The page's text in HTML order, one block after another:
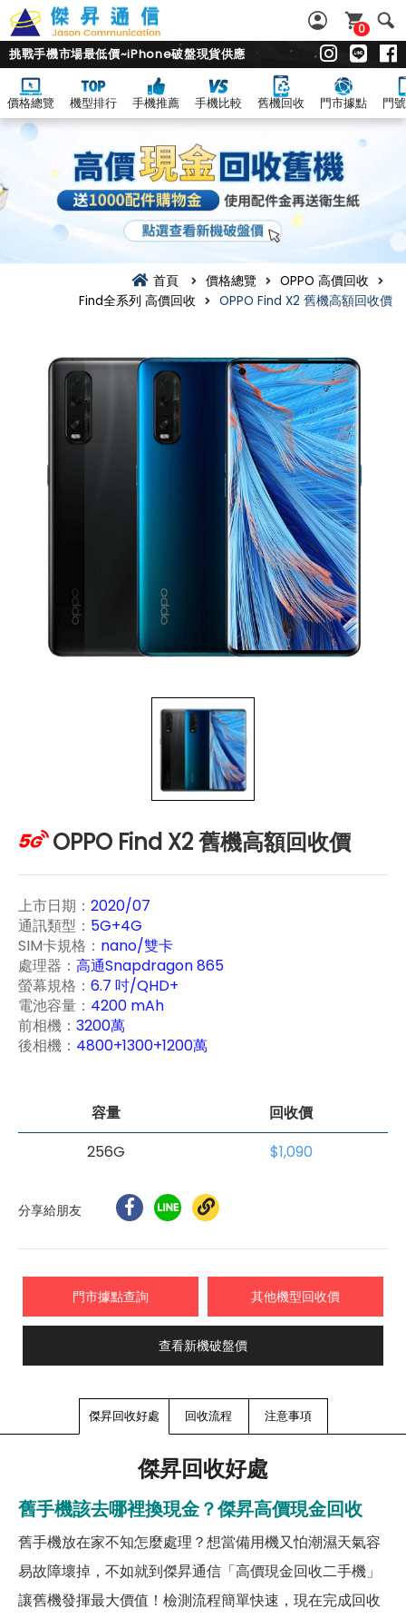
0
挑戰手機市場最低價~iPhone破盤現貨供應
價格總覽 機型排行 手機推薦 手機比較 舊機回收 門市據點 門
首頁 價格總覽
OPPO 高價回收
Find全系列 高價回收
OPPO Find X2 舊機高額回收價
OPPO Find X2 舊機高額回收價
上市日期： 2020/07
通訊類型： 5G+4G
SIM卡規格： nano/雙卡
處理器： 高通Snapdragon 865
螢幕規格： 6.7 吋/QHD+
電池容量： 4200 mAh
前相機： 3200萬
後相機： 4800+1300+1200萬
容量
回收價
256G
$1,090
分享給朋友
門市據點查詢 其他機型回收價
查看新機破盤價
傑昇回收好處 回收流程 注意事項
傑昇回收好處
舊手機該去哪裡換現金？傑昇高價現金回收
舊手機放在家不知怎麼處理？想當備用機又怕潮濕天氣容
易故障壞掉，不如就到傑昇通信「高價現金回收二手機」
讓舊機發揮最大價值！檢測流程簡單快速，現在完成回收